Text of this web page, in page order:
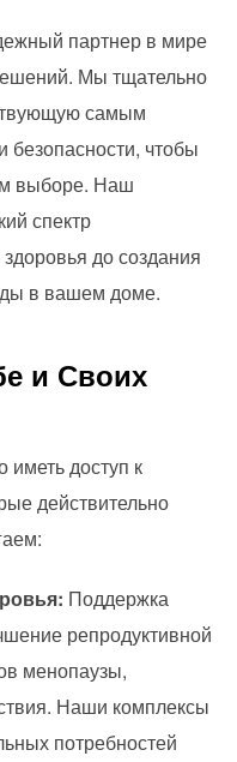
партнер в мире
Мы тщательно
самым
безопасности, чтобы
выборе. Наш
спектр
до создания
в вашем доме.
и Своих
доступ к
действительно
Поддержка
репродуктивной
менопаузы,
Наши комплексы
потребностей